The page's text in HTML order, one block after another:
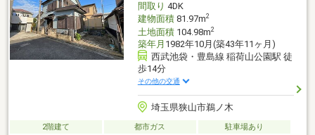
間取り 4DK
建物面積81.97m2
土地面積104.98m2
築年月 1982年10月(築43年11ヶ月)
西武池袋・豊島線 稲荷山公園駅 徒
歩14分
その他の交通
埼玉県狭山市鵜ノ木
2階建て 都市ガス
駐車場あり